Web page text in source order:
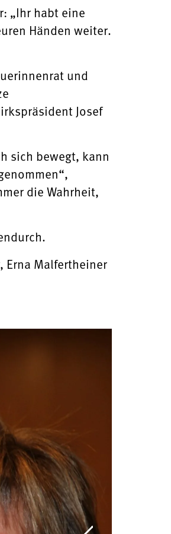
„Ihr habt eine
Händen weiter.
und
Josef
sich bewegt, kann
die Wahrheit,
Erna Malfertheiner